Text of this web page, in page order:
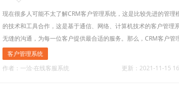
现在很多人可能不太了解CRM客户管理系统，这是比较先进的管
的技术和工具合作，这是基于通信、网络、计算机技术的客户管理
无缝的沟通，为每一位客户提供最合适的服务。那么，CRM客户管
客户管理系统
作者：一洽·在线客服系统
更新：2021-11-15